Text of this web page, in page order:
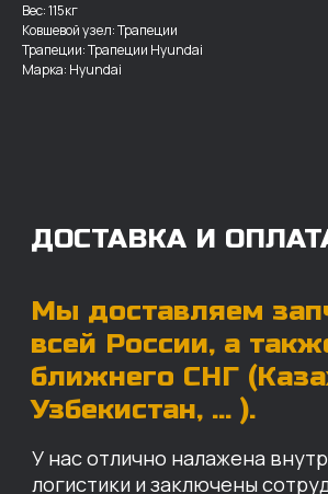
Вес: 115кг
Ковшевой узел: Трапеции
Трапеции: Трапеции Hyundai
Марка: Hyundai
ближнего СНГ (Казахстан,
Узбекистан, … ).
Отгружаем запчасти
У нас отлично налажена внутренняя система
Запчасти доставят вам в кратчайшие сроки,
так что техника не будет долго
простаиваться, теряя вашу прибыль.
Примерный срок доставки — 2-3 дня, но
точный срок зависит от удаленности точки
доставки до нашего ближайшего склада.